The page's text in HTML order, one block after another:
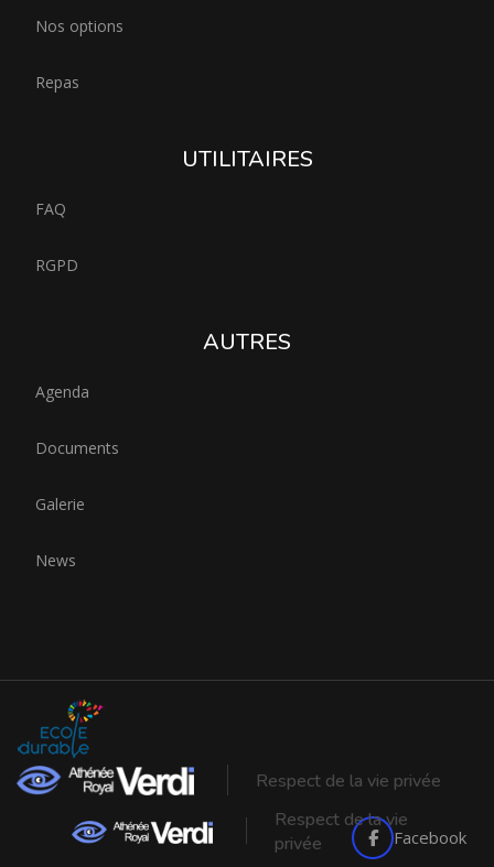
Nos options
Repas
UTILITAIRES
FAQ
RGPD
AUTRES
Agenda
Documents
Galerie
News
Respect de la vie privée
Facebook
Respect de la vie
privée